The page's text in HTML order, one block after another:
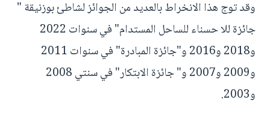
وقد توج هذا الانخراط بالعديد من الجوائز لشاطئ بوزنيقة "
جائزة للا حسناء للساحل المستدام" في سنوات 2022
و2018 و2016 و"جائزة المبادرة" في سنوات 2011
و2009 و2007 و" جائزة الابتكار" في سنتي 2008
و2003.